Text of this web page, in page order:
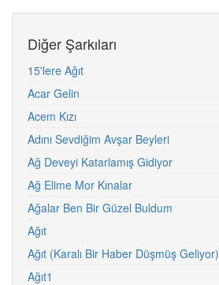
Diğer Şarkıları
15'lere Ağıt
Acar Gelin
Acem Kızı
Adını Sevdiğim Avşar Beyleri
Ağ Deveyi Katarlamış Gidiyor
Ağ Elime Mor Kınalar
Ağalar Ben Bir Güzel Buldum
Ağıt
Ağıt (Karalı Bir Haber Düşmüş Geliyor)
Ağıt1